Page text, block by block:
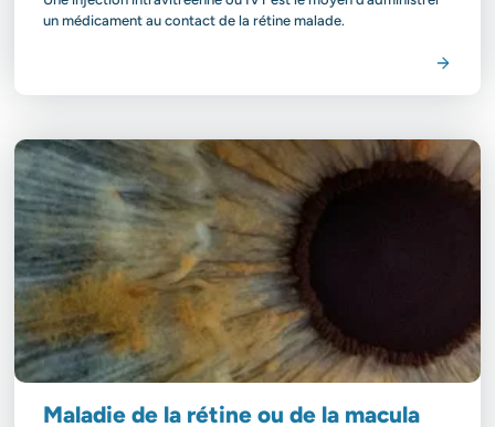
un médicament au contact de la rétine malade.
Maladie de la rétine ou de la macula